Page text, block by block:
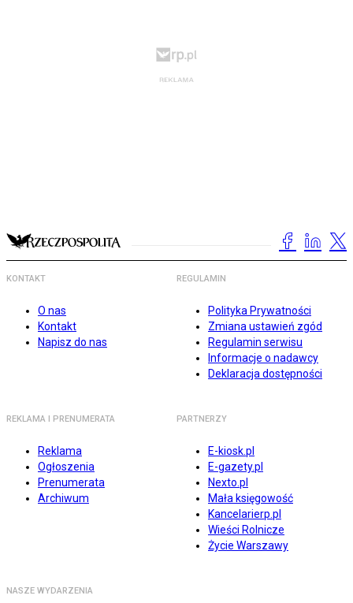
KONTAKT
O nas
Kontakt
Napisz do nas
REGULAMIN
Polityka Prywatności
Zmiana ustawień zgód
Regulamin serwisu
Informacje o nadawcy
Deklaracja dostępności
REKLAMA I PRENUMERATA
Reklama
Ogłoszenia
Prenumerata
Archiwum
PARTNERZY
E-kiosk.pl
E-gazety.pl
Nexto.pl
Mała księgowość
Kancelarierp.pl
Wieści Rolnicze
Życie Warszawy
NASZE WYDARZENIA